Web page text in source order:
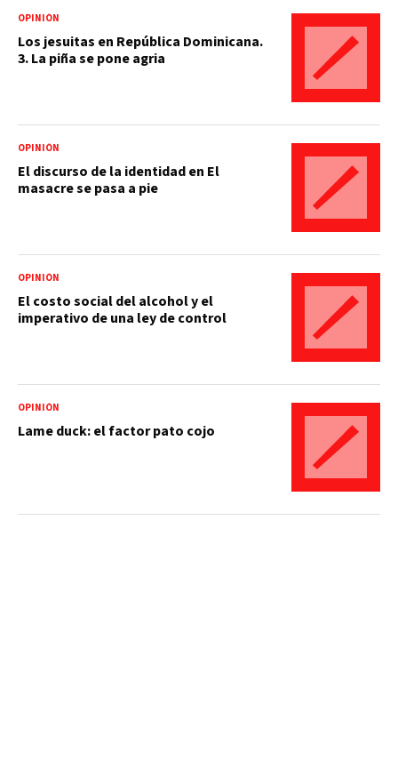
OPINIÓN
Los jesuitas en República Dominicana.
3. La piña se pone agria
OPINIÓN
El discurso de la identidad en El
masacre se pasa a pie
OPINIÓN
El costo social del alcohol y el
imperativo de una ley de control
OPINIÓN
Lame duck: el factor pato cojo